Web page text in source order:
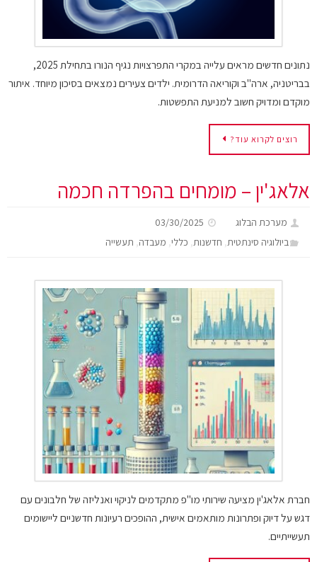
נתונים חדשים מראים עלייה במקרי התפרצויות נגיף הנורו בתחילת 2025,
בבריטניה, ארה"ב וקוריאה הדרומית. ילדים צעירים נמצאים בסיכון מיוחד. איתור
מוקדם ומדויק חשוב למניעת התפשטות.
רוצים לקרוא עוד?
אלאג'ין – מומחים בהפרדה חכמה
מערכת הבלוג
03/30/2025
ביולוגיה סינתטית, חדשנות, כללי, מעבדה, תעשייה
חברת אלאג'ין מציעה שירותי מו"פ מתקדמים לניקוי ואנליזה של חלבונים עם
דגש על דיוק ופתרונות מותאמים אישית, ההופכים רעיונות חדשניים ליישומים
תעשייתיים.